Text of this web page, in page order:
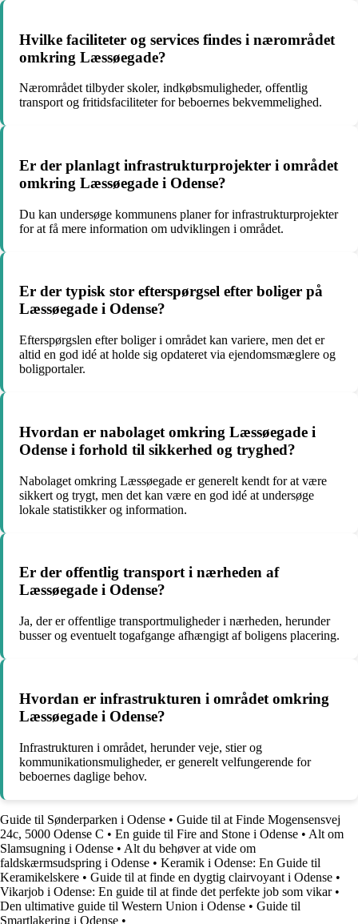
Hvilke faciliteter og services findes i nærområdet
omkring Læssøegade?
Nærområdet tilbyder skoler, indkøbsmuligheder, offentlig
transport og fritidsfaciliteter for beboernes bekvemmelighed.
Er der planlagt infrastrukturprojekter i området
omkring Læssøegade i Odense?
Du kan undersøge kommunens planer for infrastrukturprojekter
for at få mere information om udviklingen i området.
Er der typisk stor efterspørgsel efter boliger på
Læssøegade i Odense?
Efterspørgslen efter boliger i området kan variere, men det er
altid en god idé at holde sig opdateret via ejendomsmæglere og
boligportaler.
Hvordan er nabolaget omkring Læssøegade i
Odense i forhold til sikkerhed og tryghed?
Nabolaget omkring Læssøegade er generelt kendt for at være
sikkert og trygt, men det kan være en god idé at undersøge
lokale statistikker og information.
Er der offentlig transport i nærheden af
Læssøegade i Odense?
Ja, der er offentlige transportmuligheder i nærheden, herunder
busser og eventuelt togafgange afhængigt af boligens placering.
Hvordan er infrastrukturen i området omkring
Læssøegade i Odense?
Infrastrukturen i området, herunder veje, stier og
kommunikationsmuligheder, er generelt velfungerende for
beboernes daglige behov.
Guide til Sønderparken i Odense • Guide til at Finde Mogensensvej
24c, 5000 Odense C • En guide til Fire and Stone i Odense • Alt om
Slamsugning i Odense • Alt du behøver at vide om
faldskærmsudspring i Odense • Keramik i Odense: En Guide til
Keramikelskere • Guide til at finde en dygtig clairvoyant i Odense •
Vikarjob i Odense: En guide til at finde det perfekte job som vikar•
Den ultimative guide til Western Union i Odense • Guide til
Smartlakering i Odense •